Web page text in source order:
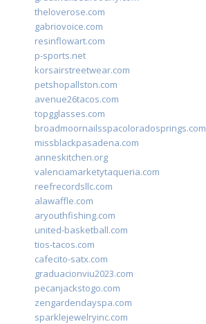
theloverose.com
gabriovoice.com
resinflowart.com
p-sports.net
korsairstreetwear.com
petshopallston.com
avenue26tacos.com
topgglasses.com
broadmoornailsspacoloradosprings.com
missblackpasadena.com
anneskitchen.org
valenciamarketytaqueria.com
reefrecordsllc.com
alawaffle.com
aryouthfishing.com
united-basketball.com
tios-tacos.com
cafecito-satx.com
graduacionviu2023.com
pecanjackstogo.com
zengardendayspa.com
sparklejewelryinc.com